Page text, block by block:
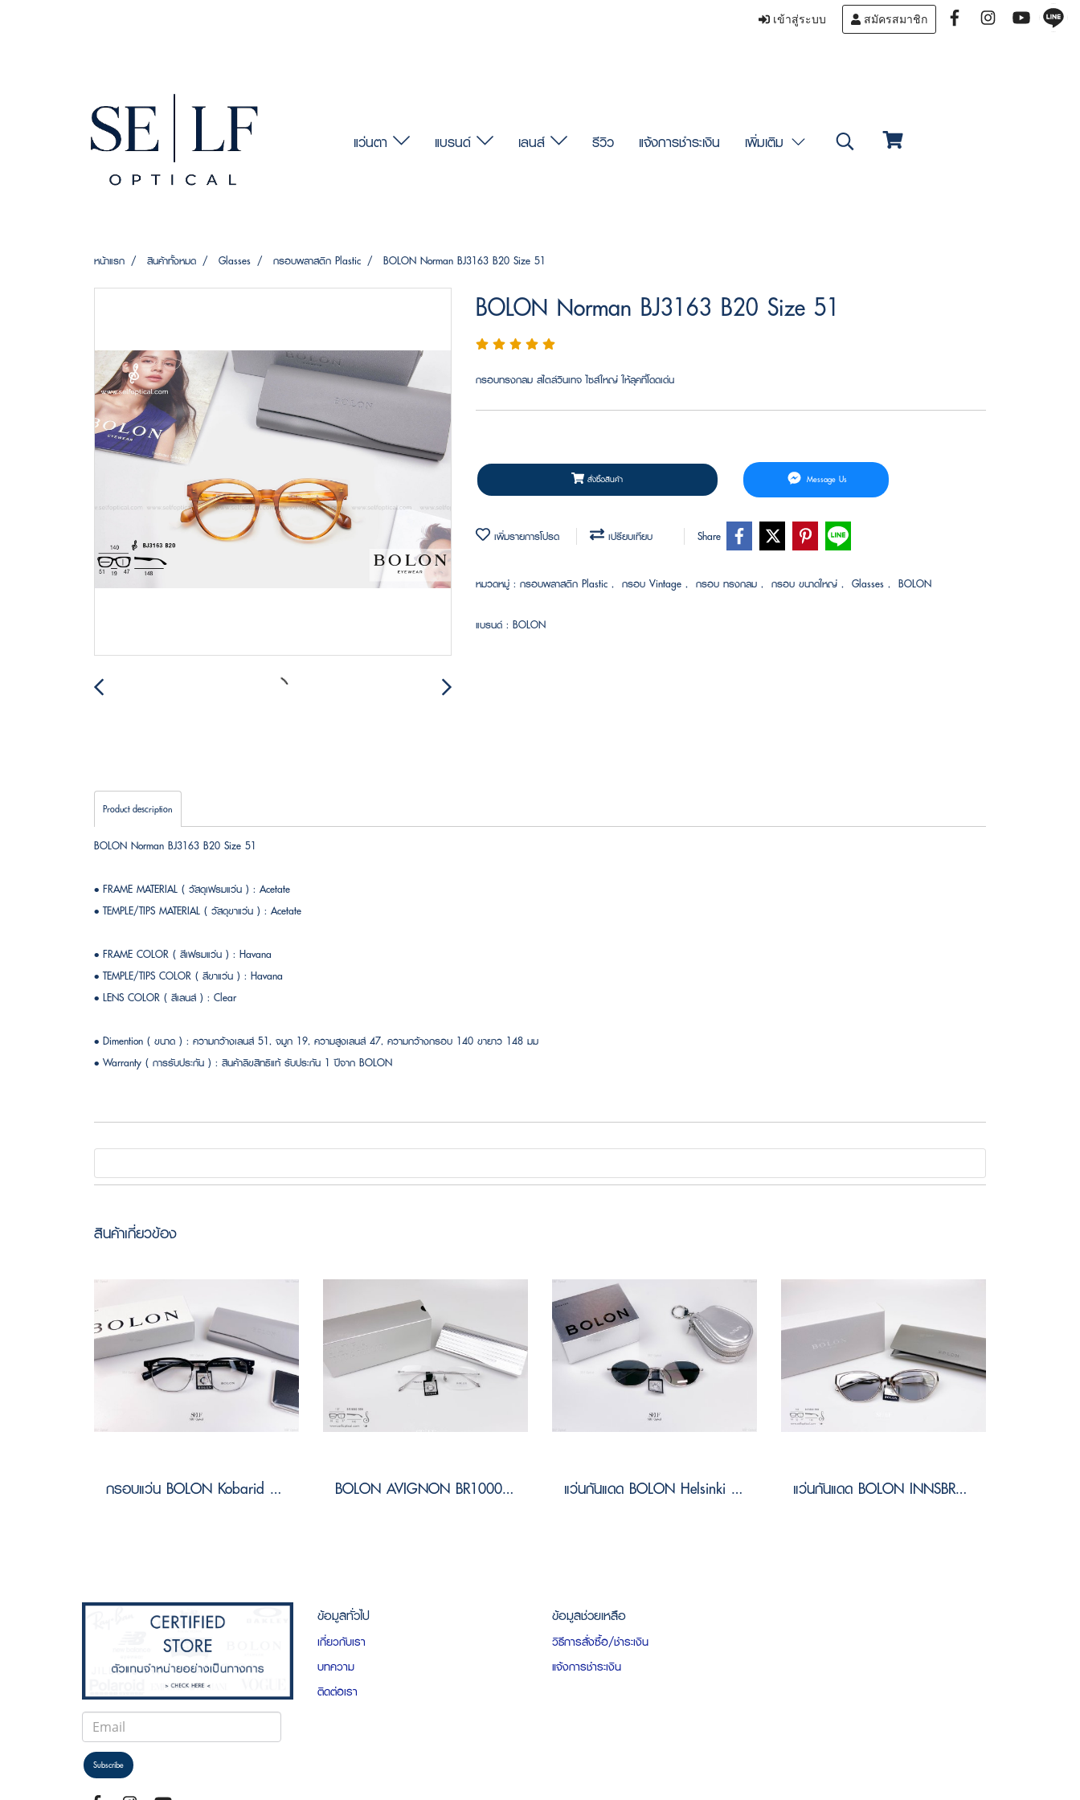
เข้าสู่ระบบ สมัครสมาชิก
แว่นตา แบรนด์ เลนส์ รีวิว แจ้งการชำระเงิน เพิ่มเติม
หน้าแรก สินค้าทั้งหมด Glasses กรอบพลาสติก Plastic BOLON Norman BJ3163 B20 Size 51
BOLON Norman BJ3163 B20 Size 51
กรอบทรงกลม สไตล์วินเทจ ไซส์ใหญ่ ให้ลุคที่โดดเด่น
สั่งซื้อสินค้า Message Us
เพิ่มรายการโปรด เปรียบเทียบ Share
หมวดหมู่ : กรอบพลาสติก Plastic , กรอบ Vintage , กรอบ ทรงกลม , กรอบ ขนาดใหญ่ , Glasses , BOLON
แบรนด์ : BOLON
Product description
BOLON Norman BJ3163 B20 Size 51
• FRAME MATERIAL ( วัสดุเฟรมแว่น ) : Acetate
• TEMPLE/TIPS MATERIAL ( วัสดุขาแว่น ) : Acetate
• FRAME COLOR ( สีเฟรมแว่น ) : Havana
• TEMPLE/TIPS COLOR ( สีขาแว่น ) : Havana
• LENS COLOR ( สีเลนส์ ) : Clear
• Dimention ( ขนาด ) : ความกว้างเลนส์ 51, จมูก 19, ความสูงเลนส์ 47, ความกว้างกรอบ 140 ขายาว 148 มม
• Warranty ( การรับประกัน ) : สินค้าลิขสิทธิแท้ รับประกัน 1 ปีจาก BOLON
สินค้าเกี่ยวข้อง
กรอบแว่น BOLON Kobarid BJ6185 B15 Size 52 BOLON AVIGNON BR1000 B90 Size 56 แว่นกันแดด BOLON Helsinki BV1057 C90 Size 56 ( Foldable ) แว่นกันแดด BOLON INNSBRUCK BV1030 B90 Size 58
Subscribe
ข้อมูลทั่วไป
เกี่ยวกับเรา
บทความ
ติดต่อเรา
ข้อมูลช่วยเหลือ
วิธีการสั่งซื้อ/ชำระเงิน
แจ้งการชำระเงิน